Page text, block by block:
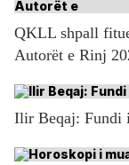
QKLL shpall
Autorët e Rinj
Ilir Beqaj: Fundi